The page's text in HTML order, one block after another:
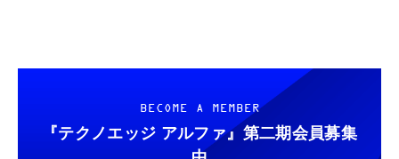
BECOME A MEMBER
『テクノエッジ アルファ』 第二期会員募集